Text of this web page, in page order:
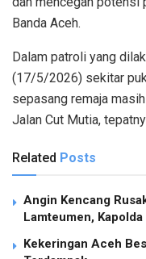
Banda Aceh.
Dalam patroli yang
(17/5/2026) sekitar
sepasang remaja
Jalan Cut Mutia,
Related Posts
Angin Kencang
Lamteumen,
Kekeringan Aceh